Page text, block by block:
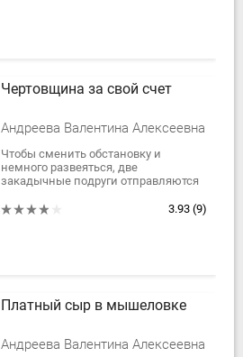
Чертовщина за свой счет
Андреева Валентина Алексеевна
Чтобы сменить обстановку и
немного развеяться, две
закадычные подруги отправляются
Но… Лучше бы они этого не делали!
3.93 (9)
Платный сыр в мышеловке
Андреева Валентина Алексеевна